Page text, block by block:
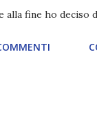
alla fine ho deciso
E quindi eccomi